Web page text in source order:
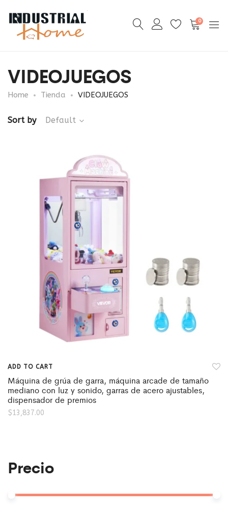
0
VIDEOJUEGOS
Home Tienda VIDEOJUEGOS
Sort by Default
ADD TO CART
Máquina de grúa de garra, máquina arcade de tamaño
mediano con luz y sonido, garras de acero ajustables,
dispensador de premios
$13,837.00
Precio